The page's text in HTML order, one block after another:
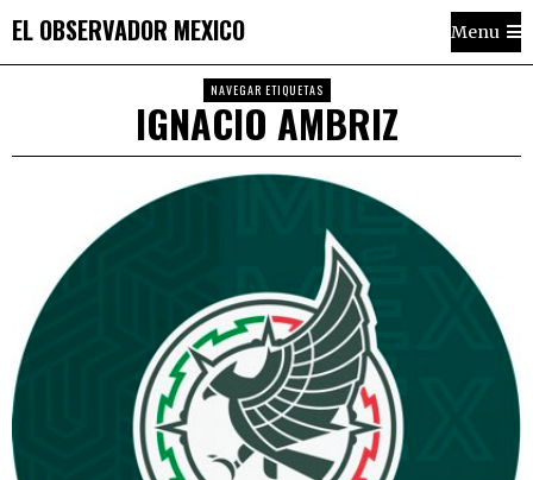
EL OBSERVADOR MEXICO Menu
NAVEGAR ETIQUETAS
IGNACIO AMBRIZ